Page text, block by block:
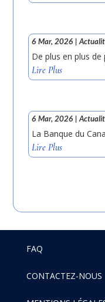
6 Mar, 2026 |
De plus en plus de
Lire Plus
6 Mar, 2026 |
La Banque du
Lire Plus
FAQ
CONTACTEZ-NOUS